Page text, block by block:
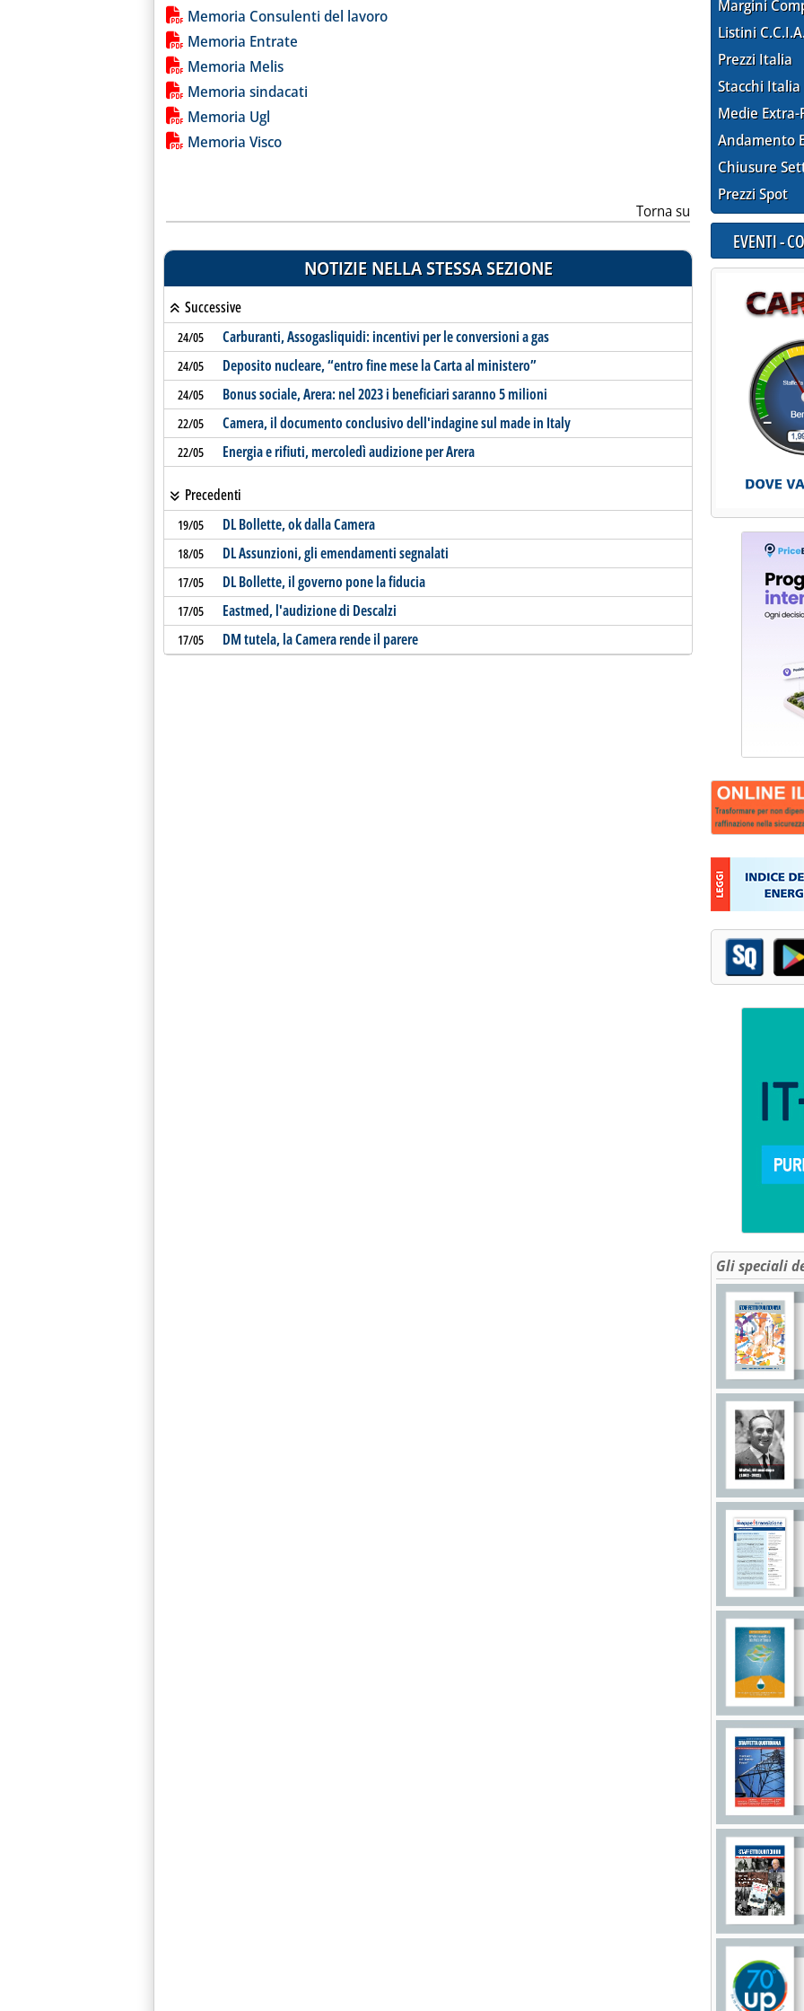
Memoria Consulenti del lavoro
Memoria Entrate
Memoria Melis
Memoria sindacati
Memoria Ugl
Memoria Visco
Torna su
NOTIZIE NELLA STESSA SEZIONE
Successive
24/05 Carburanti, Assogasliquidi: incentivi per le conversioni a gas
24/05 Deposito nucleare, “entro fine mese la Carta al ministero”
24/05 Bonus sociale, Arera: nel 2023 i beneficiari saranno 5 milioni
22/05 Camera, il documento conclusivo dell'indagine sul made in Italy
22/05 Energia e rifiuti, mercoledì audizione per Arera
Precedenti
19/05 DL Bollette, ok dalla Camera
18/05 DL Assunzioni, gli emendamenti segnalati
17/05 DL Bollette, il governo pone la fiducia
17/05 Eastmed, l'audizione di Descalzi
17/05 DM tutela, la Camera rende il parere
Margini
Listini
Prezzi Italia
Stacchi Italia
Medie Extra-
Andamento
Chiusure
Prezzi Spot
EVENTI -
Gli speciali